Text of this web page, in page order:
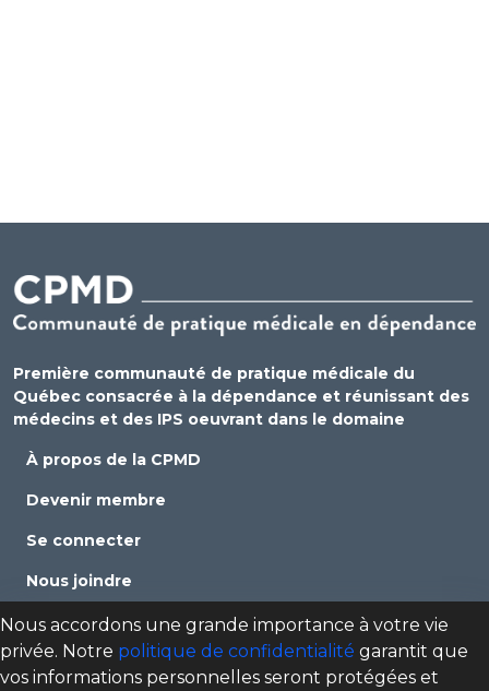
Première communauté de pratique médicale du
Québec consacrée à la dépendance et réunissant des
médecins et des IPS oeuvrant dans le domaine
À propos de la CPMD
Devenir membre
Se connecter
Nous joindre
Politique de confidentialité
Direction des programmes santé mentale, dépendance
et itinérance (DPSMDI) de Santé Québec Centre-Sud-de-
Nous accordons une grande importance à votre vie
privée. Notre politique de confidentialité garantit que
vos informations personnelles seront protégées et